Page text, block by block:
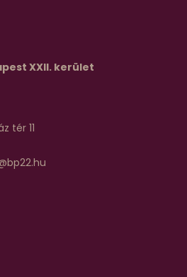
XXII. kerület
tér 11